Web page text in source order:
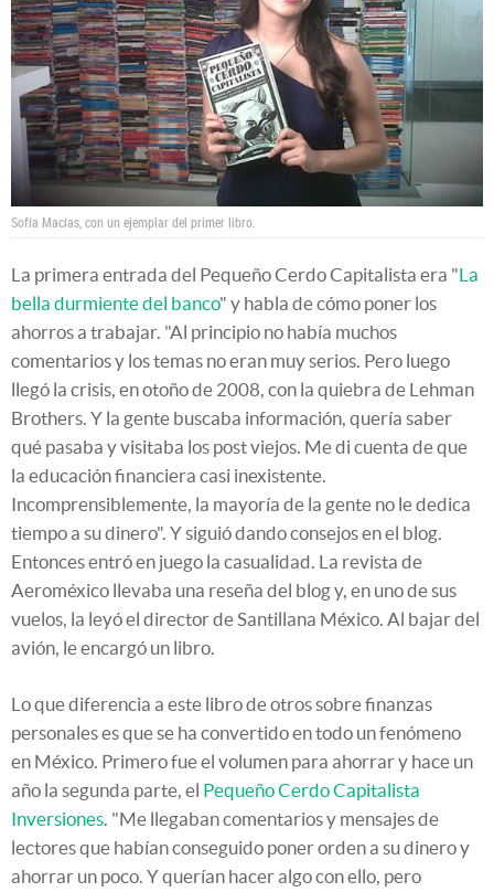
Sofía Macías, con un ejemplar del primer libro.
La primera entrada del Pequeño Cerdo Capitalista era "La
bella durmiente del banco" y habla de cómo poner los
ahorros a trabajar. "Al principio no había muchos
comentarios y los temas no eran muy serios. Pero luego
llegó la crisis, en otoño de 2008, con la quiebra de Lehman
Brothers. Y la gente buscaba información, quería saber
qué pasaba y visitaba los post viejos. Me di cuenta de que
la educación financiera casi inexistente.
Incomprensiblemente, la mayoría de la gente no le dedica
tiempo a su dinero". Y siguió dando consejos en el blog.
Entonces entró en juego la casualidad. La revista de
Aeroméxico llevaba una reseña del blog y, en uno de sus
vuelos, la leyó el director de Santillana México. Al bajar del
avión, le encargó un libro.
Lo que diferencia a este libro de otros sobre finanzas
personales es que se ha convertido en todo un fenómeno
en México. Primero fue el volumen para ahorrar y hace un
año la segunda parte, el Pequeño Cerdo Capitalista
Inversiones . "Me llegaban comentarios y mensajes de
lectores que habían conseguido poner orden a su dinero y
ahorrar un poco. Y querían hacer algo con ello, pero